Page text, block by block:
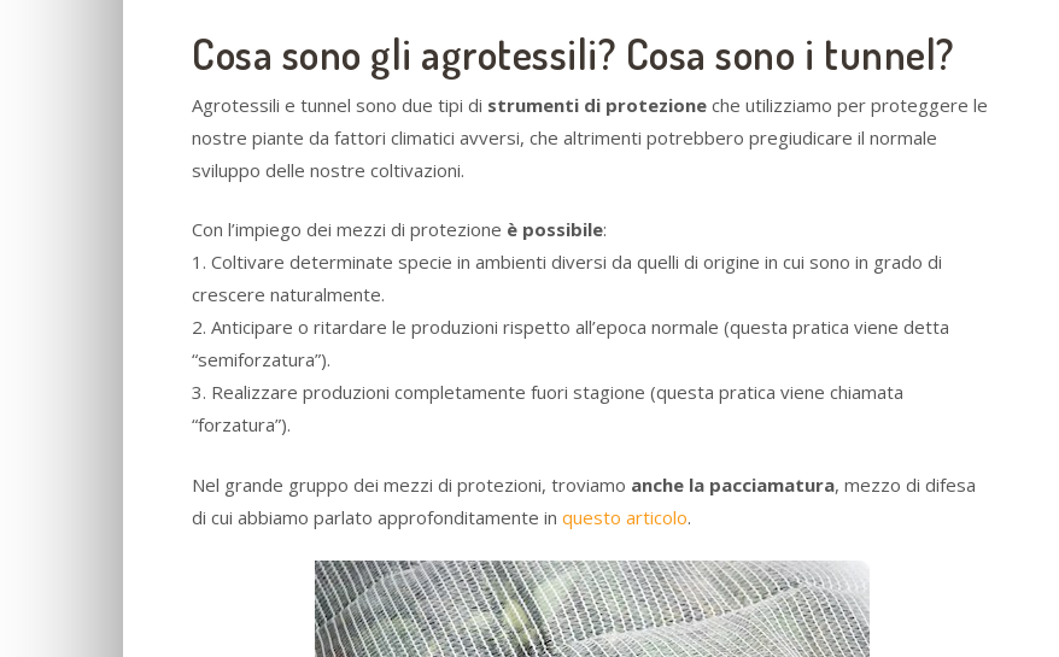
Cosa sono gli agrotessili? Cosa sono i tunnel?
Agrotessili e tunnel sono due tipi di strumenti di protezione che utilizziamo per proteggere le
nostre piante da fattori climatici avversi, che altrimenti potrebbero pregiudicare il normale
sviluppo delle nostre coltivazioni.
Con l’impiego dei mezzi di protezione è possibile:
1. Coltivare determinate specie in ambienti diversi da quelli di origine in cui sono in grado di
crescere naturalmente.
2. Anticipare o ritardare le produzioni rispetto all’epoca normale (questa pratica viene detta
“semiforzatura”).
3. Realizzare produzioni completamente fuori stagione (questa pratica viene chiamata
“forzatura”).
Nel grande gruppo dei mezzi di protezioni, troviamo anche la pacciamatura, mezzo di difesa
di cui abbiamo parlato approfonditamente in questo articolo.